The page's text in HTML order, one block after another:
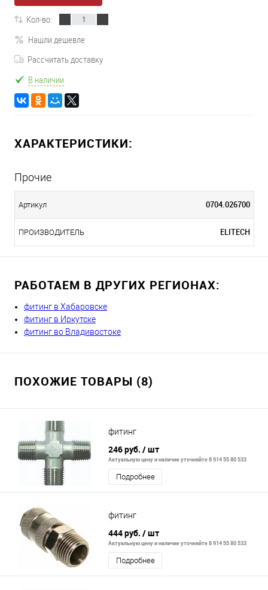
Кол-во:
Нашли дешевле
Рассчитать доставку
В наличии
ХАРАКТЕРИСТИКИ:
Прочие
Артикул 0704.026700
ПРОИЗВОДИТЕЛЬ ELITECH
РАБОТАЕМ В ДРУГИХ РЕГИОНАХ:
фитинг в Хабаровске
фитинг в Иркутске
фитинг во Владивостоке
ПОХОЖИЕ ТОВАРЫ (8)
фитинг
246 руб. / шт
Актуальную цену и наличие уточняйте 8 914 55 80 533
Подробнее
фитинг
444 руб. / шт
Актуальную цену и наличие уточняйте 8 914 55 80 533
Подробнее